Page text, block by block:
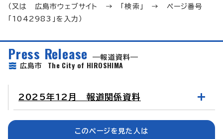
（又は 広島市ウェブサイト → 「検索」 → ページ番号
「1042983」を入力）
Press Release
報道資料
広島市 The City of HIROSHIMA
2025年12月 報道関係資料
このページを見た人は